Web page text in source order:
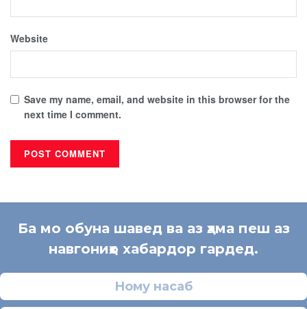
Website
Save my name, email, and website in this browser for the
next time I comment.
Ба мо обуна шавед ва аз ҳама пеш аз
навгониҳо хабардор гардед.